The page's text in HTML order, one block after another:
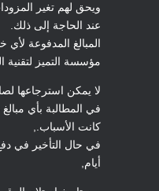
ويحق لهم تغير
عند الحاجة إلى ذلك.
المبالغ المدفوعة
مؤسسة التميز لتقنية
لا يمكن استرجاعها
في المطالبة بأي
كانت الأسباب.,
أيام,